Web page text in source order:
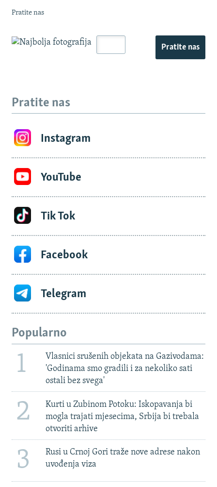
Pratite nas
Pratite nas
Pratite nas
Instagram
YouTube
Tik Tok
Facebook
Telegram
Popularno
1
Vlasnici srušenih objekata na Gazivodama:
'Godinama smo gradili i za nekoliko sati
ostali bez svega'
2
Kurti u Zubinom Potoku: Iskopavanja bi
mogla trajati mjesecima, Srbija bi trebala
otvoriti arhive
3
Rusi u Crnoj Gori traže nove adrese nakon
uvođenja viza